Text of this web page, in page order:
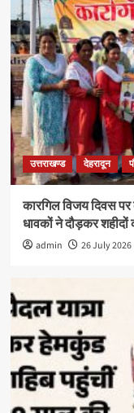
उत्तराखण्ड देहरादून
कारगिल विजय दिवस
धावकों ने दौड़कर शहीदों
admin 26 July 2026